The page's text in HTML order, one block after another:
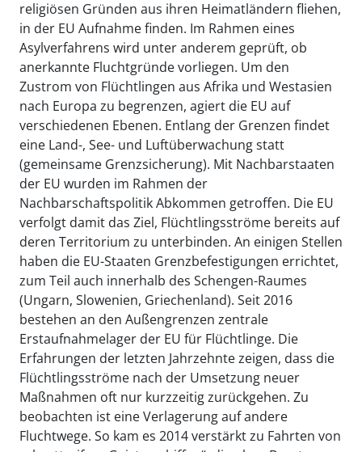
religiösen Gründen aus ihren Heimatländern fliehen,
in der EU Aufnahme finden. Im Rahmen eines
Asylverfahrens wird unter anderem geprüft, ob
anerkannte Fluchtgründe vorliegen. Um den
Zustrom von Flüchtlingen aus Afrika und Westasien
nach Europa zu begrenzen, agiert die EU auf
verschiedenen Ebenen. Entlang der Grenzen findet
eine Land-, See- und Luftüberwachung statt
(gemeinsame Grenzsicherung). Mit Nachbarstaaten
der EU wurden im Rahmen der
Nachbarschaftspolitik Abkommen getroffen. Die EU
verfolgt damit das Ziel, Flüchtlingsströme bereits auf
deren Territorium zu unterbinden. An einigen Stellen
haben die EU-Staaten Grenzbefestigungen errichtet,
zum Teil auch innerhalb des Schengen-Raumes
(Ungarn, Slowenien, Griechenland). Seit 2016
bestehen an den Außengrenzen zentrale
Erstaufnahmelager der EU für Flüchtlinge. Die
Erfahrungen der letzten Jahrzehnte zeigen, dass die
Flüchtlingsströme nach der Umsetzung neuer
Maßnahmen oft nur kurzzeitig zurückgehen. Zu
beobachten ist eine Verlagerung auf andere
Fluchtwege. So kam es 2014 verstärkt zu Fahrten von